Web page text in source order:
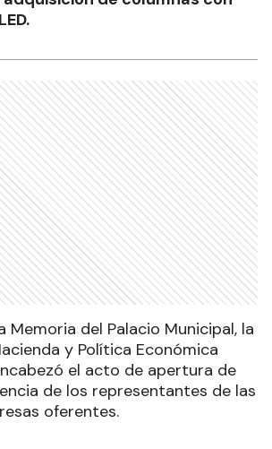
Memoria del Palacio Municipal, la
y Política Económica
el acto de apertura de
de los representantes de las
oferentes.